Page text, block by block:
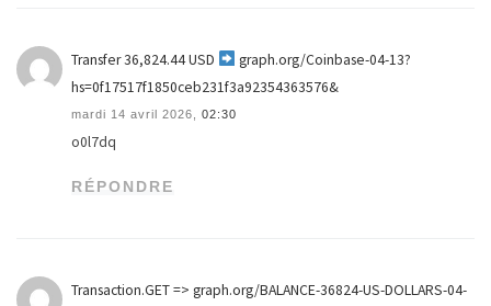
Transfer 36,824.44 USD
graph.org/Coinbase-04-13?
hs=0f17517f1850ceb231f3a92354363576&
mardi 14 avril 2026, 02:30
o0l7dq
RÉPONDRE
Transaction.GET => graph.org/BALANCE-36824-US-DOLLARS-04-